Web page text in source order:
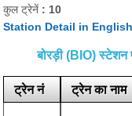
कुल ट्रेनें : 10
Station Detail in English
बोरड़ी (BIO)
ट्रेन नं ट्रेन का नाम